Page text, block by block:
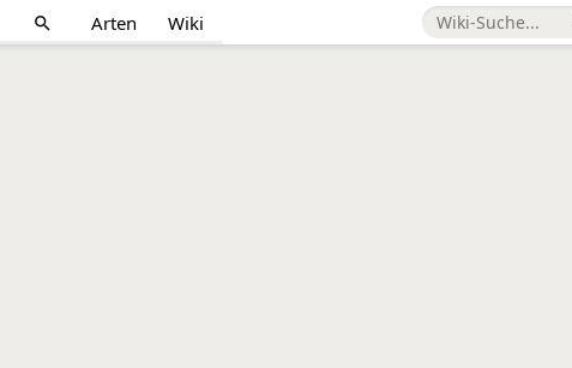
search Arten Wiki